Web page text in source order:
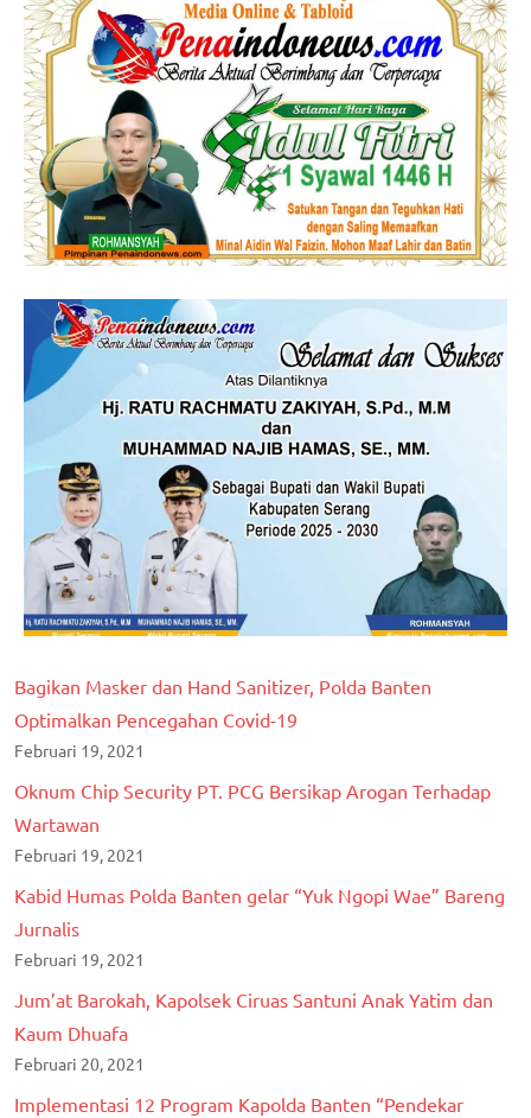
Bagikan Masker dan Hand Sanitizer, Polda Banten
Optimalkan Pencegahan Covid-19
Februari 19, 2021
Oknum Chip Security PT. PCG Bersikap Arogan Terhadap
Wartawan
Februari 19, 2021
Kabid Humas Polda Banten gelar “Yuk Ngopi Wae” Bareng
Jurnalis
Februari 19, 2021
Jum’at Barokah, Kapolsek Ciruas Santuni Anak Yatim dan
Kaum Dhuafa
Februari 20, 2021
Implementasi 12 Program Kapolda Banten “Pendekar